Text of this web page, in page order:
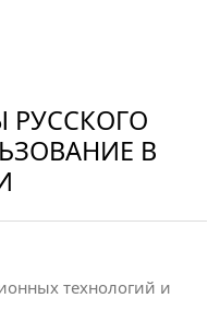
РУССКОГО
В
технологий и